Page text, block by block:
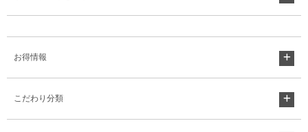
Myページ 見積書 お気に入り
お得情報
こだわり分類